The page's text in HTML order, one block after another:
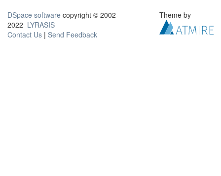
DSpace software copyright © 2002-
2022 LYRASIS
Contact Us | Send Feedback
Theme by